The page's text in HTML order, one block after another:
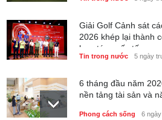
Giải Golf Cảnh sát
2026 khép lại thành
hợp tác quốc tế
Tin trong nước 5 ngày
6 tháng đầu năm
nền tảng tài sản và
Phong cách sống 6